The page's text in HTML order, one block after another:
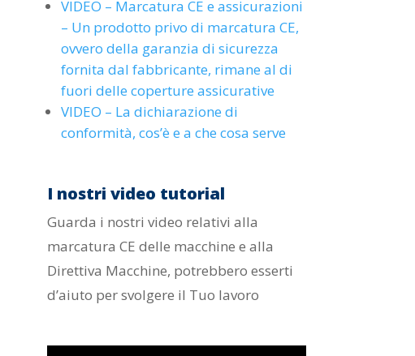
VIDEO – Marcatura CE e assicurazioni
– Un prodotto privo di marcatura CE,
ovvero della garanzia di sicurezza
fornita dal fabbricante, rimane al di
fuori delle coperture assicurative
VIDEO – La dichiarazione di
conformità, cos’è e a che cosa serve
I nostri video tutorial
Guarda i nostri video relativi alla
marcatura CE delle macchine e alla
Direttiva Macchine, potrebbero esserti
d’aiuto per svolgere il Tuo lavoro